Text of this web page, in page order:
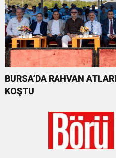
BURSA’DA RAHVAN
KOŞTU